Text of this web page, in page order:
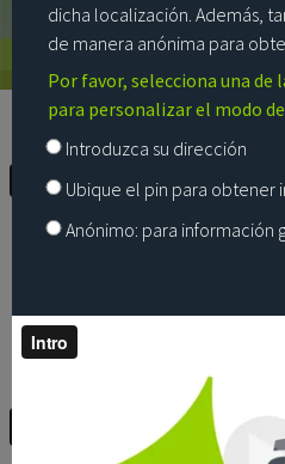
dicha localización. Además,
de manera anónima para
Por favor, selecciona una de
para personalizar el modo
Introduzca su dirección
Ubique el pin para obtener
Anónimo: para información